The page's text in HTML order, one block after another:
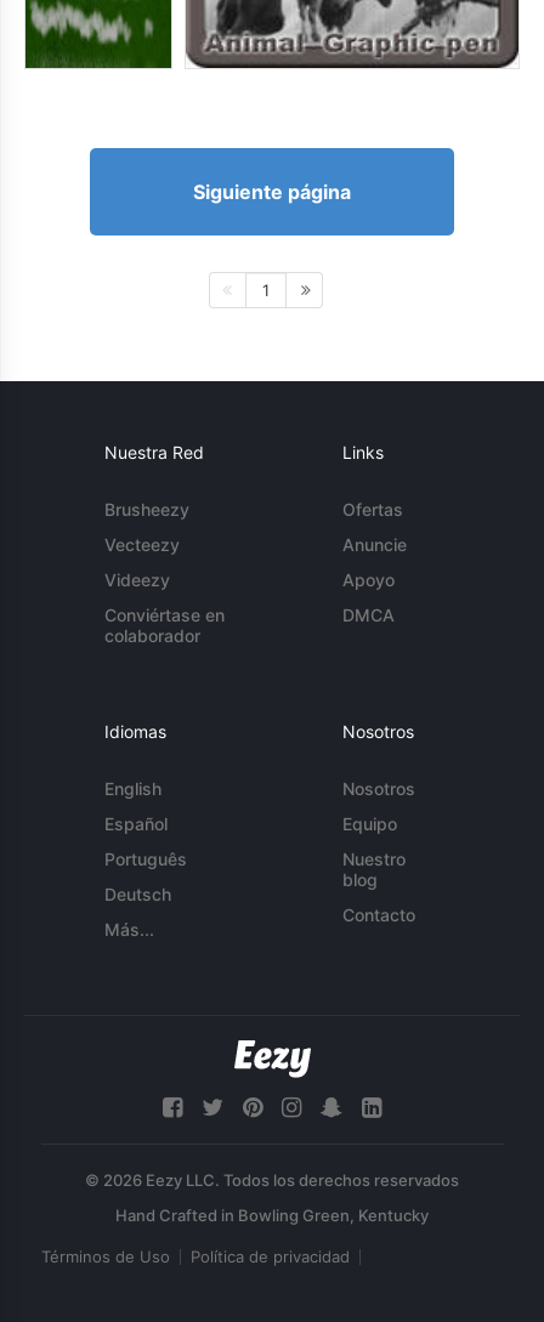
Siguiente página
1
Nuestra Red
Brusheezy
Vecteezy
Videezy
Conviértase en
colaborador
Links
Ofertas
Anuncie
Apoyo
DMCA
Idiomas
English
Español
Português
Deutsch
Más...
Nosotros
Nosotros
Equipo
Nuestro
blog
Contacto
© 2026 Eezy LLC. Todos los derechos reservados
Términos de Uso Política de privacidad